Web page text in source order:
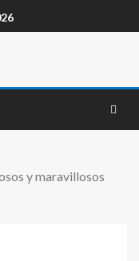
y maravillosos